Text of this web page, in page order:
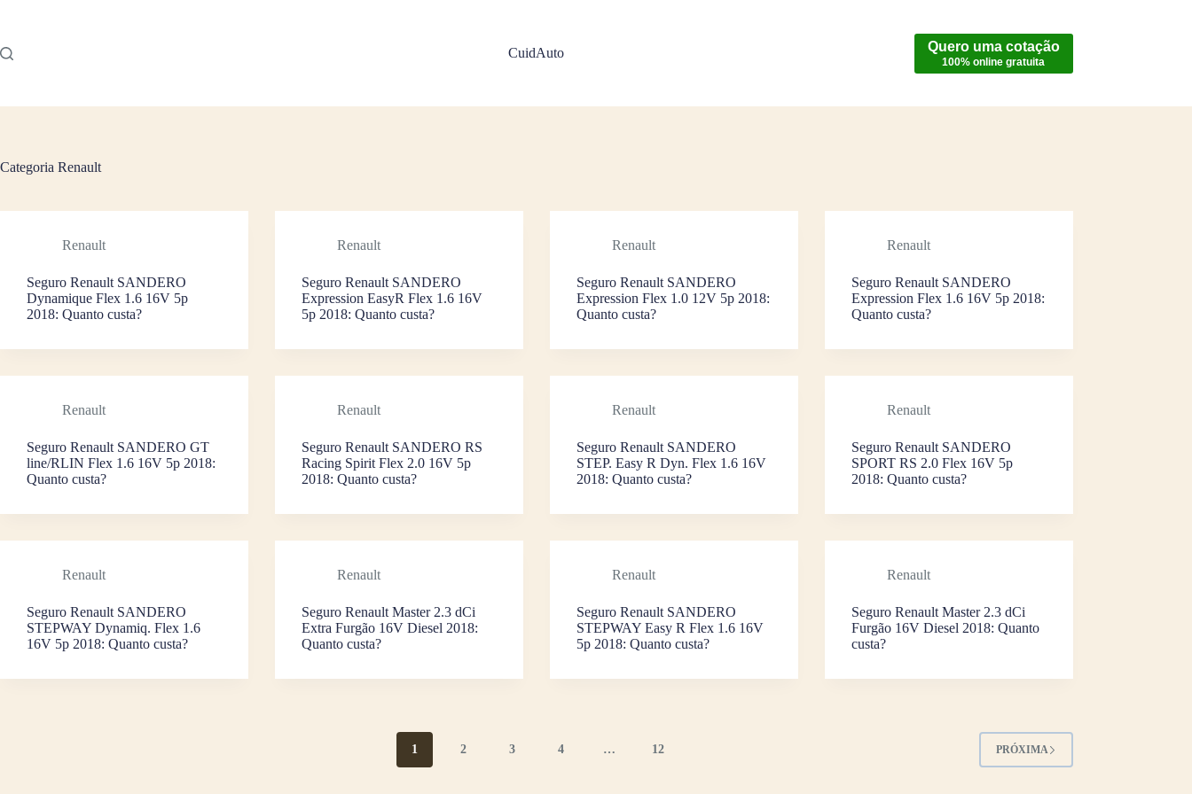
conteúdo
CuidAuto Quero uma cotação
100% online gratuita
Categoria Renault
Renault
Seguro Renault SANDERO
Dynamique Flex 1.6 16V 5p
2018: Quanto custa?
Renault
Seguro Renault SANDERO
Expression EasyR Flex 1.6 16V
5p 2018: Quanto custa?
Renault
Seguro Renault SANDERO
Expression Flex 1.0 12V 5p 2018:
Quanto custa?
Renault
Seguro Renault SANDERO
Expression Flex 1.6 16V 5p 2018:
Quanto custa?
Renault
Seguro Renault SANDERO GT
line/RLIN Flex 1.6 16V 5p 2018:
Quanto custa?
Renault
Seguro Renault SANDERO RS
Racing Spirit Flex 2.0 16V 5p
2018: Quanto custa?
Renault
Seguro Renault SANDERO
STEP. Easy R Dyn. Flex 1.6 16V
2018: Quanto custa?
Renault
Seguro Renault SANDERO
SPORT RS 2.0 Flex 16V 5p
2018: Quanto custa?
Renault
Seguro Renault SANDERO
STEPWAY Dynamiq. Flex 1.6
16V 5p 2018: Quanto custa?
Renault
Seguro Renault Master 2.3 dCi
Extra Furgão 16V Diesel 2018:
Quanto custa?
Renault
Seguro Renault SANDERO
STEPWAY Easy R Flex 1.6 16V
5p 2018: Quanto custa?
Renault
Seguro Renault Master 2.3 dCi
Furgão 16V Diesel 2018: Quanto
custa?
1 2 3 4 … 12 PRÓXIMA